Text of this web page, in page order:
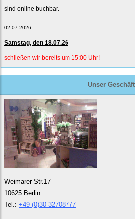
sind online buchbar.
02.07.2026
Samstag, den 18.07.26
schließen wir bereits um 15:00 Uhr!
Unser Geschäft
Weimarer Str.17
10625 Berlin
Tel.: +49 (0)30 32708777